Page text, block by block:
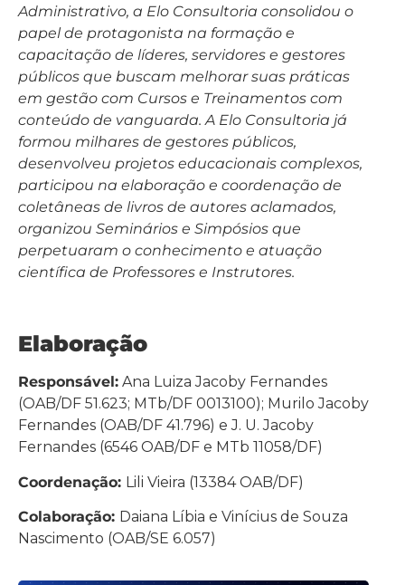
Administrativo, a Elo Consultoria consolidou o
papel de protagonista na formação e
capacitação de líderes, servidores e gestores
públicos que buscam melhorar suas práticas
em gestão com Cursos e Treinamentos com
conteúdo de vanguarda. A Elo Consultoria já
formou milhares de gestores públicos,
desenvolveu projetos educacionais complexos,
participou na elaboração e coordenação de
coletâneas de livros de autores aclamados,
organizou Seminários e Simpósios que
perpetuaram o conhecimento e atuação
científica de Professores e Instrutores.
Elaboração
Responsável: Ana Luiza Jacoby Fernandes
(OAB/DF 51.623; MTb/DF 0013100); Murilo Jacoby
Fernandes (OAB/DF 41.796) e J. U. Jacoby
Fernandes (6546 OAB/DF e MTb 11058/DF)
Coordenação: Lili Vieira (13384 OAB/DF)
Colaboração: Daiana Líbia e Vinícius de Souza
Nascimento (OAB/SE 6.057)